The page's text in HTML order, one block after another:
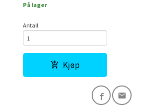
På lager
Antall
Kjøp